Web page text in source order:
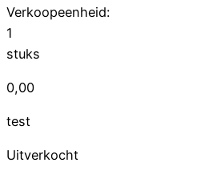
Verkoopeenheid:
1
stuks
0,00
test
Uitverkocht